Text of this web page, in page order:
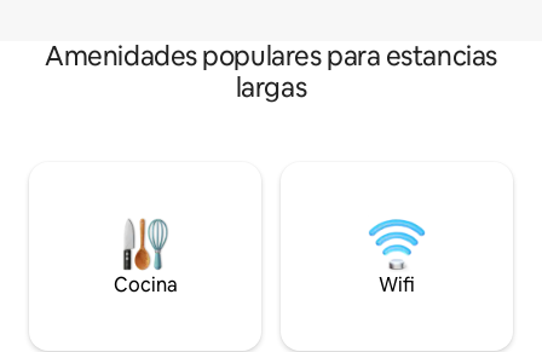
Amenidades populares para estancias
largas
Cocina Wifi